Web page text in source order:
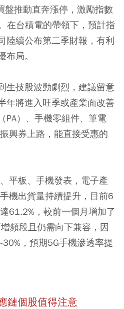
盤推動直奔漲停，激勵指數
在台積電的帶領下，預計指
陸續公布第二季財報，有利
局。
生技股波動劇烈，建議留意
年將進入旺季或產業面改善
PA）、手機零組件、筆電
興券上路，能直接受惠的
平板、手機發表，電子產
機出貨量持續提升，目前6
61.2%，較前一個月增加了
頻段且仍需向下兼容，因
，預期5G手機滲透率提
鏈個股值得注意